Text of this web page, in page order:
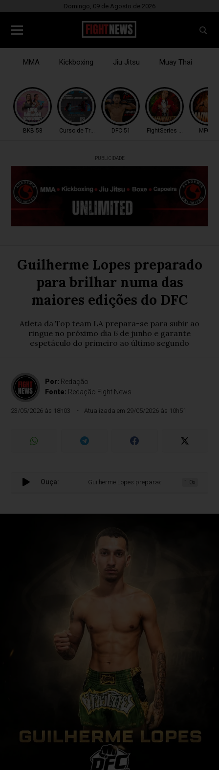
Domingo, 09 de Agosto de 2026
MMA Kickboxing Jiu Jitsu Muay Thai
BKB 58 Curso de TreinadoresDFC 51 FightSeries 11 MFC 53
PUBLICIDADE
Guilherme Lopes preparado
para brilhar numa das
maiores edições do DFC
Atleta da Top team LA prepara-se para subir ao
ringue no próximo dia 6 de junho e garante
espetáculo do primeiro ao último segundo
Por: Redação
Fonte: Redação Fight News
23/05/2026 às 18h03 Atualizada em 29/05/2026 às 10h51
Ouça: Guilherme Lopes preparado para brilhar numa das
1.0x